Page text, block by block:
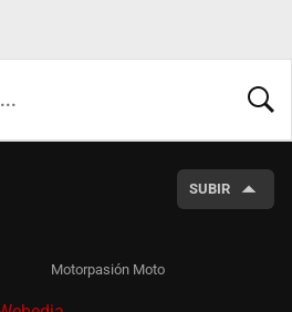
SUBIR
Motorpasión Moto